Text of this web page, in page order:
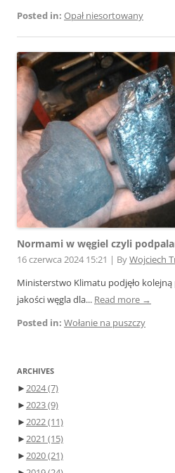
Posted in: Opał niesortowany
Normami w węgiel czyli
16 czerwca 2024 15:21 | ByWojciech
Ministerstwo Klimatu podjęło
jakości węgla dla... Read more →
Posted in: Wołanie na puszczy
ARCHIVES
►2024(7)
►2023(9)
►2022(11)
►2021 (15)
►2020(21)